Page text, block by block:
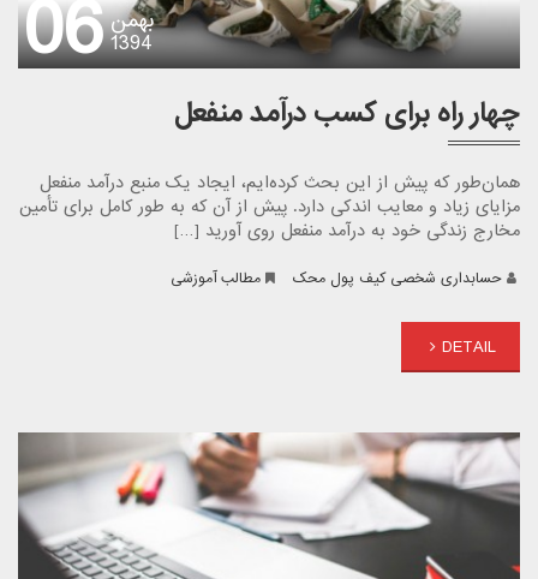
06بهمن
1394
چهار راه برای کسب درآمد منفعل
همان‌طور که پیش از این بحث کرده‌ایم، ایجاد یک منبع درآمد منفعل
مزایای زیاد و معایب اندکی دارد. پیش از آن که به طور کامل برای تأمین
مخارج زندگی خود به درآمد منفعل روی آورید […]
حسابداری شخصی کیف پول محک مطالب آموزشی
DETAIL